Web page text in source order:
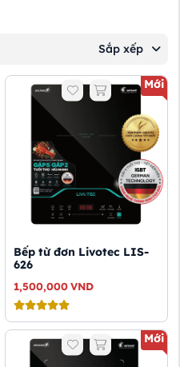
Sắp xếp
Mới
Bếp từ đơn Livotec LIS-
626
1,500,000VND
Mới